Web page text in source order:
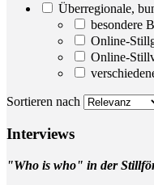
Überregionale,
besondere
Online-
Online-
Sortieren nach
Inter­views
"Who is who" in der